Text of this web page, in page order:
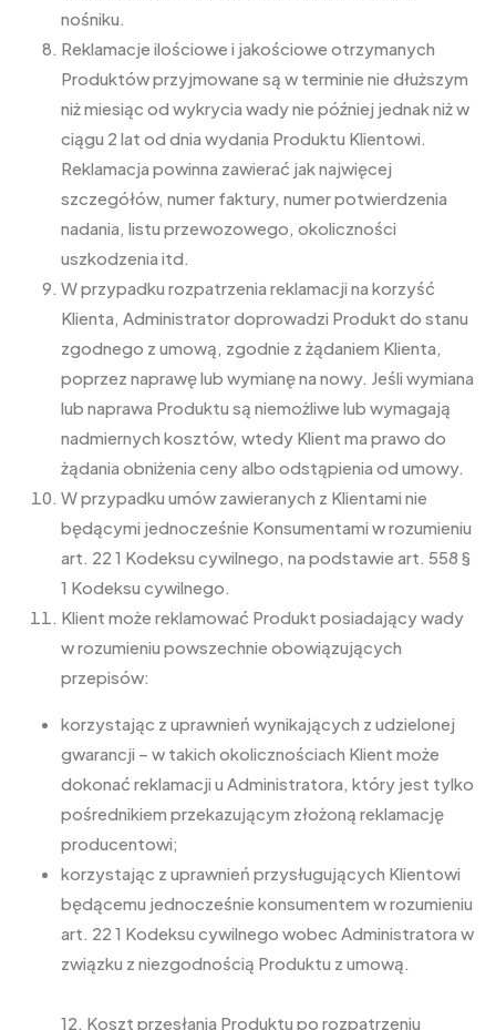
nośniku.
Reklamacje ilościowe i jakościowe otrzymanych
Produktów przyjmowane są w terminie nie dłuższym
niż miesiąc od wykrycia wady nie później jednak niż w
ciągu 2 lat od dnia wydania Produktu Klientowi.
Reklamacja powinna zawierać jak najwięcej
szczegółów, numer faktury, numer potwierdzenia
nadania, listu przewozowego, okoliczności
uszkodzenia itd.
W przypadku rozpatrzenia reklamacji na korzyść
Klienta, Administrator doprowadzi Produkt do stanu
zgodnego z umową, zgodnie z żądaniem Klienta,
poprzez naprawę lub wymianę na nowy. Jeśli wymiana
lub naprawa Produktu są niemożliwe lub wymagają
nadmiernych kosztów, wtedy Klient ma prawo do
żądania obniżenia ceny albo odstąpienia od umowy.
W przypadku umów zawieranych z Klientami nie
będącymi jednocześnie Konsumentami w rozumieniu
art. 22 1 Kodeksu cywilnego, na podstawie art. 558 §
1 Kodeksu cywilnego.
Klient może reklamować Produkt posiadający wady
w rozumieniu powszechnie obowiązujących
przepisów:
korzystając z uprawnień wynikających z udzielonej
gwarancji – w takich okolicznościach Klient może
dokonać reklamacji u Administratora, który jest tylko
pośrednikiem przekazującym złożoną reklamację
producentowi;
korzystając z uprawnień przysługujących Klientowi
będącemu jednocześnie konsumentem w rozumieniu
art. 22 1 Kodeksu cywilnego wobec Administratora w
związku z niezgodnością Produktu z umową.
12. Koszt przesłania Produktu po rozpatrzeniu